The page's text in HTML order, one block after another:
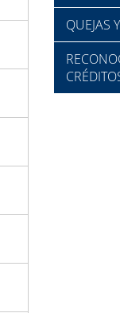
QUEJAS